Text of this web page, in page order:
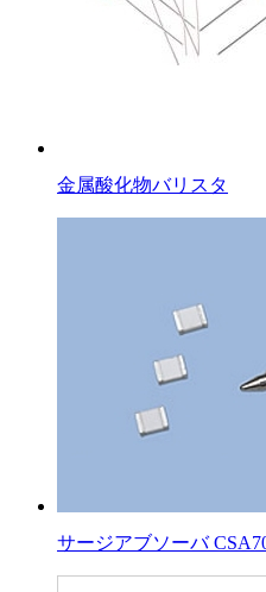
金属酸化物バリスタ
サージアブソーバ